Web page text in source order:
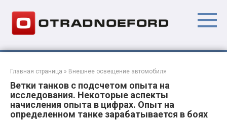
контенту
Главная страница » Внешнее освещение автомобиля
Ветки танков с подсчетом опыта на
исследования. Некоторые аспекты
начисления опыта в цифрах. Опыт на
определенном танке зарабатывается в боях